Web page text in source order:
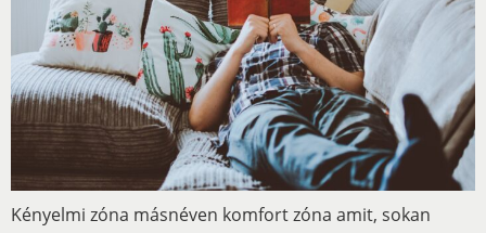
Kényelmi zóna másnéven komfort zóna amit, sokan